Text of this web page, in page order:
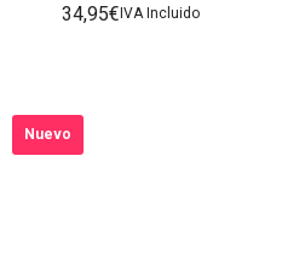
34,95€ IVA Incluido
Nuevo